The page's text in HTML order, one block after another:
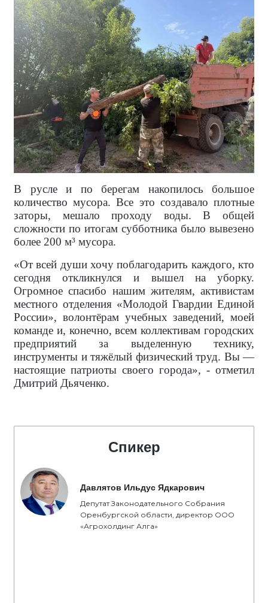
В русле и по берегам накопилось большое
количество мусора. Все это создавало плотные
заторы, мешало проходу воды. В общей
сложности по итогам субботника было вывезено
более 200 м³ мусора.
«От всей души хочу поблагодарить каждого, кто
сегодня откликнулся и вышел на уборку.
Огромное спасибо нашим жителям, активистам
местного отделения «Молодой Гвардии Единой
России», волонтёрам учебных заведений, моей
команде и, конечно, всем коллективам городских
предприятий за выделенную технику,
инструменты и тяжёлый физический труд. Вы —
настоящие патриоты своего города», - отметил
Дмитрий Дьяченко.
Спикер
Давлятов Ильдус Ядкарович
Депутат Законодательного Собрания
Оренбургской области, директор ООО
«Агрохолдинг Алга»